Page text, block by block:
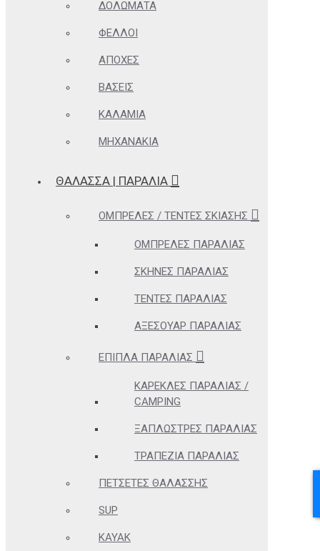
ΔΟΛΏΜΑΤΑ
ΦΕΛΛΟΊ
ΑΠΌΧΕΣ
ΒΆΣΕΙΣ
ΚΑΛΆΜΙΑ
ΜΗΧΑΝΆΚΙΑ
ΘΆΛΑΣΣΑ | ΠΑΡΑΛΊΑ
ΟΜΠΡΈΛΕΣ / ΤΈΝΤΕΣ ΣΚΊΑΣΗΣ
ΟΜΠΡΈΛΕΣ ΠΑΡΑΛΊΑΣ
ΣΚΗΝΈΣ ΠΑΡΑΛΊΑΣ
ΤΈΝΤΕΣ ΠΑΡΑΛΊΑΣ
ΑΞΕΣΟΥΆΡ ΠΑΡΑΛΊΑΣ
ΈΠΙΠΛΑ ΠΑΡΑΛΊΑΣ
ΚΑΡΈΚΛΕΣ ΠΑΡΑΛΊΑΣ /
CAMPING
ΞΑΠΛΏΣΤΡΕΣ ΠΑΡΑΛΊΑΣ
ΤΡΑΠΈΖΙΑ ΠΑΡΑΛΊΑΣ
ΠΕΤΣΈΤΕΣ ΘΑΛΆΣΣΗΣ
SUP
KAYAK